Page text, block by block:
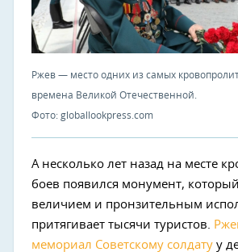
Ржев — место одних из самых
времена Великой Отечественной.
Фото: globallookpress.com
А несколько лет назад на месте
боев появился монумент,
величием и пронзительным
притягивает тысячи туристов.
мемориал Советскому солдату у